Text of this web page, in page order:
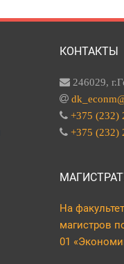
КОНТАКТЫ
246029,
+375 (232)
+375 (232)
На
магистров
01